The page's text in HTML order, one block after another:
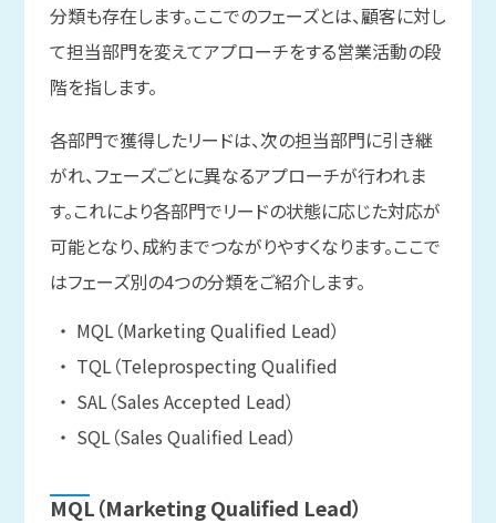
分類も存在します。ここでのフェーズとは、顧客に対し
て担当部門を変えてアプローチをする営業活動の段
階を指します。
各部門で獲得したリードは、次の担当部門に引き継
がれ、フェーズごとに異なるアプローチが行われま
す。これにより各部門でリードの状態に応じた対応が
可能となり、成約までつながりやすくなります。ここで
はフェーズ別の4つの分類をご紹介します。
MQL（Marketing Qualified Lead）
TQL（Teleprospecting Qualified
SAL（Sales Accepted Lead）
SQL（Sales Qualified Lead）
MQL（Marketing Qualified Lead）